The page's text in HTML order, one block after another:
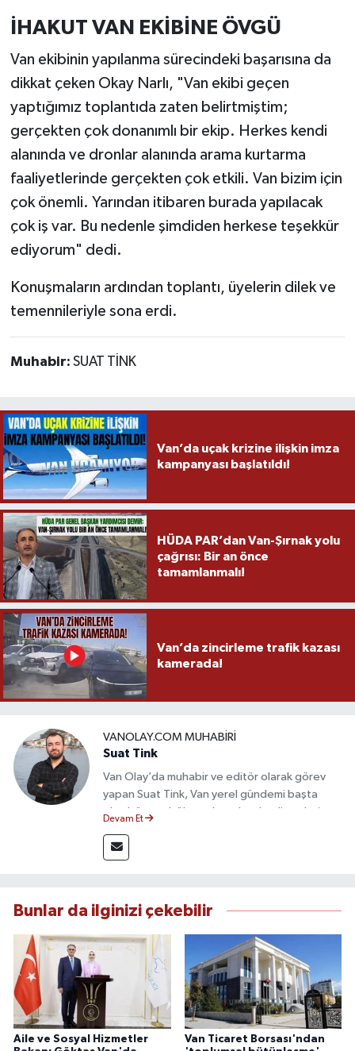
İHAKUT VAN EKİBİNE ÖVGÜ
Van ekibinin yapılanma sürecindeki başarısına da
dikkat çeken Okay Narlı, "Van ekibi geçen
yaptığımız toplantıda zaten belirtmiştim;
gerçekten çok donanımlı bir ekip. Herkes kendi
alanında ve dronlar alanında arama kurtarma
faaliyetlerinde gerçekten çok etkili. Van bizim için
çok önemli. Yarından itibaren burada yapılacak
çok iş var. Bu nedenle şimdiden herkese teşekkür
ediyorum" dedi.
Konuşmaların ardından toplantı, üyelerin dilek ve
temennileriyle sona erdi.
Muhabir: SUAT TİNK
Van’da uçak krizine ilişkin imza
kampanyası başlatıldı!
HÜDA PAR’dan Van-Şırnak yolu
çağrısı: Bir an önce
tamamlanmalı!
Van’da zincirleme trafik kazası
kamerada!
VANOLAY.COM MUHABIRI
Suat Tink
Van Olay’da muhabir ve editör olarak görev
yapan Suat Tink, Van yerel gündemi başta
olmak üzere bölgesel ve ulusal gelişmeleri
mezunu olan Tink, sahadan edindiği bilgilerle
doğruluk, tarafsızlık ve etik ilkeler
Devam Et
Bunlar da ilginizi çekebilir
Aile ve Sosyal Hizmetler
Van Ticaret Borsası'ndan